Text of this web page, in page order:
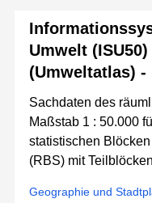
Umwelt
(Umweltatlas) -
Sachdaten des
Maßstab 1 : 50.000
statistischen
(RBS) mit
Geographie und